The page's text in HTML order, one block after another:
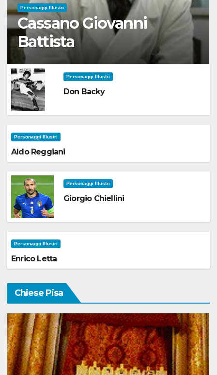
Personaggi Illustri
Cassano Giovanni
Battista
Personaggi Illustri
Don Backy
Personaggi Illustri
Aldo Reggiani
Personaggi Illustri
Giorgio Chiellini
Personaggi Illustri
Enrico Letta
Chiese Pisa